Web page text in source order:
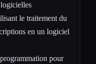
le traitement du
en un logiciel
pour